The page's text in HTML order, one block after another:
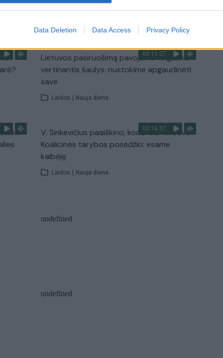
Data Deletion Data Access Privacy Policy
00:11:27
Lietuvos pasiruošimą pavojams neigiamai
vertinantis šaulys: nustokime apgaudinėti
save
Laidos | Nauja diena
kiek
00:16:37
V. Sinkevičius paaiškino, kodėl dar nebuvo
Koalicinės tarybos posėdžio: esame
kalbėję
Laidos | Nauja diena